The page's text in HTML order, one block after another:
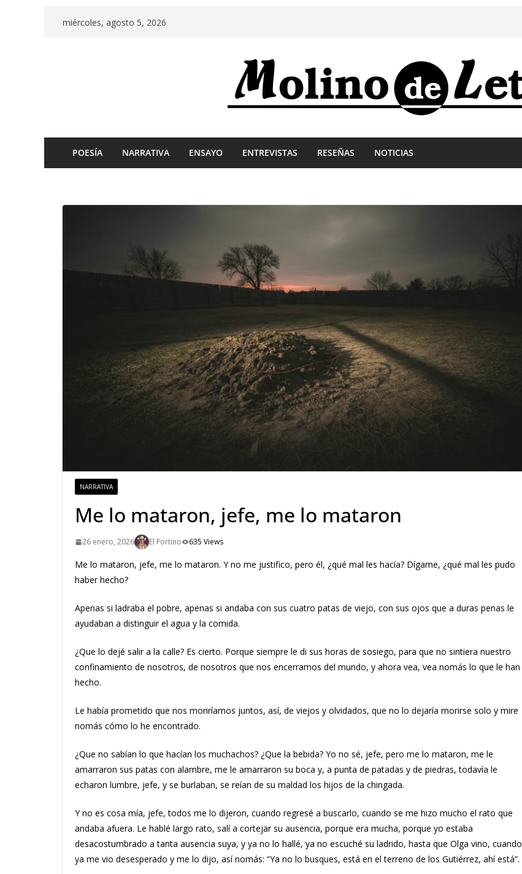
miércoles, agosto 5, 2026
POESÍA NARRATIVA ENSAYO ENTREVISTAS RESEÑAS NOTICIAS
NARRATIVA
Me lo mataron, jefe, me lo mataron
26 enero, 2026 El Fortino 635 Views
Me lo mataron, jefe, me lo mataron. Y no me justifico, pero él, ¿qué mal les hacía? Dígame, ¿qué mal les pudo
haber hecho?
Apenas si ladraba el pobre, apenas si andaba con sus cuatro patas de viejo, con sus ojos que a duras penas le
ayudaban a distinguir el agua y la comida.
¿Que lo dejé salir a la calle? Es cierto. Porque siempre le di sus horas de sosiego, para que no sintiera nuestro
confinamiento de nosotros, de nosotros que nos encerramos del mundo, y ahora vea, vea nomás lo que le han
hecho.
Le había prometido que nos moriríamos juntos, así, de viejos y olvidados, que no lo dejaría morirse solo y mire
nomás cómo lo he encontrado.
¿Que no sabían lo que hacían los muchachos? ¿Que la bebida? Yo no sé, jefe, pero me lo mataron, me le
amarraron sus patas con alambre, me le amarraron su boca y, a punta de patadas y de piedras, todavía le
echaron lumbre, jefe, y se burlaban, se reían de su maldad los hijos de la chingada.
Y no es cosa mía, jefe, todos me lo dijeron, cuando regresé a buscarlo, cuando se me hizo mucho el rato que
andaba afuera. Le hablé largo rato, salí a cortejar su ausencia, porque era mucha, porque yo estaba
desacostumbrado a tanta ausencia suya, y ya no lo hallé, ya no escuché su ladrido, hasta que Olga vino, cuando
ya me vio desesperado y me lo dijo, así nomás: “Ya no lo busques, está en el terreno de los Gutiérrez, ahí está”.